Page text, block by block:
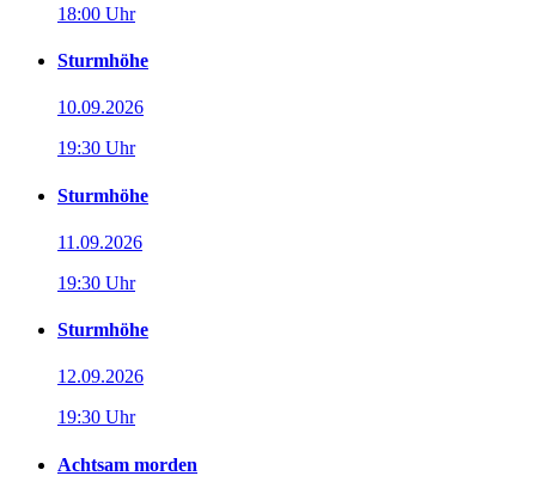
18:00 Uhr
Sturmhöhe
10.09.2026
19:30 Uhr
Sturmhöhe
11.09.2026
19:30 Uhr
Sturmhöhe
12.09.2026
19:30 Uhr
Achtsam morden